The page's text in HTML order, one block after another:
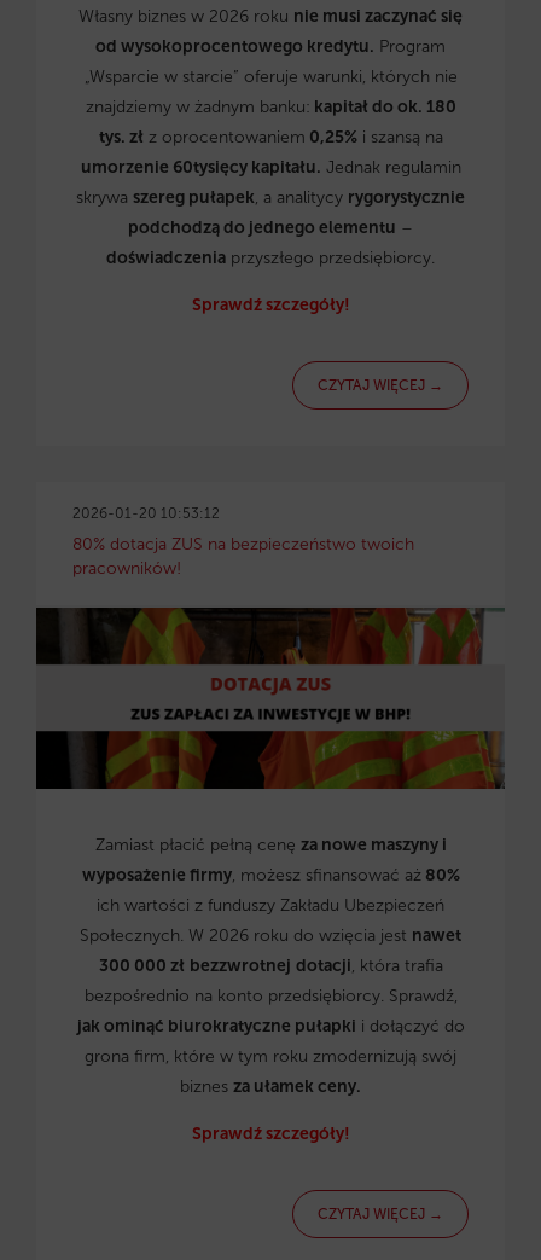
Własny biznes w 2026 roku nie musi zaczynać się
od wysokoprocentowego kredytu. Program
„Wsparcie w starcie” oferuje warunki, których nie
znajdziemy w żadnym banku: kapitał do ok. 180
tys. zł z oprocentowaniem 0,25%i szansą na
umorzenie 60tysięcy kapitału. Jednak regulamin
skrywa szereg pułapek, a analitycy rygorystycznie
podchodzą do jednego elementu –
doświadczenia przyszłego przedsiębiorcy.
Sprawdź szczegóły!
CZYTAJ WIĘCEJ →
2026-01-20 10:53:12
80% dotacja ZUS na bezpieczeństwo twoich
pracowników!
Zamiast płacić pełną cenę za nowe maszyny i
wyposażenie firmy, możesz sfinansować aż80%
ich wartości z funduszy Zakładu Ubezpieczeń
Społecznych. W 2026 roku do wzięcia jest nawet
300 000 zł bezzwrotnej dotacji, która trafia
bezpośrednio na konto przedsiębiorcy. Sprawdź,
jak ominąć biurokratyczne pułapki i dołączyć do
grona firm, które w tym roku zmodernizują swój
biznes za ułamek ceny.
Sprawdź szczegóły!
CZYTAJ WIĘCEJ →